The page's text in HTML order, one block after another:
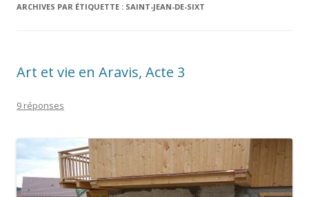
ARCHIVES PAR ÉTIQUETTE : SAINT-JEAN-DE-SIXT
Art et vie en Aravis, Acte 3
9 réponses